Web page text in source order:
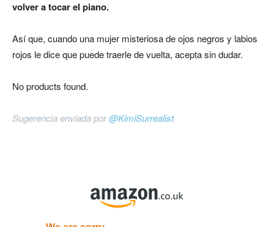
volver a tocar el piano.
Así que, cuando una mujer misteriosa de ojos negros y labios
rojos le dice que puede traerle de vuelta, acepta sin dudar.
No products found.
Sugerencia enviada por@KimiSurrealist